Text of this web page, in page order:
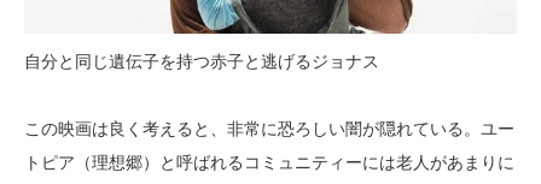
自分と同じ遺伝子を持つ赤子と逃げるジョナス
この映画は良く考えると、非常に恐ろしい闇が隠れている。ユー
トピア（理想郷）と呼ばれるコミュニティーには老人があまりに